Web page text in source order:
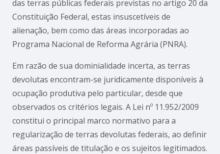
das terras públicas federais previstas no artigo 20 da
Constituição Federal, estas insuscetíveis de
alienação, bem como das áreas incorporadas ao
Programa Nacional de Reforma Agrária (PNRA).
Em razão de sua dominialidade incerta, as terras
devolutas encontram-se juridicamente disponíveis à
ocupação produtiva pelo particular, desde que
observados os critérios legais. A Lei nº 11.952/2009
constitui o principal marco normativo para a
regularização de terras devolutas federais, ao definir
áreas passíveis de titulação e os sujeitos legitimados.